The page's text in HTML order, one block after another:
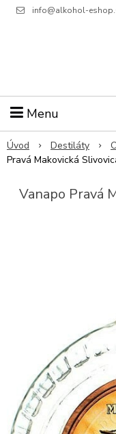
info@alkohol-
Menu
Úvod Destiláty
Pravá Makovická
Vanapo Pravá